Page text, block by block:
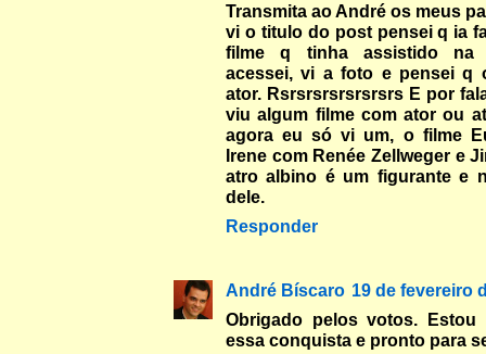
Transmita ao André os meus
vi o titulo do post pensei q ia
filme q tinha assistido na
acessei, vi a foto e pensei q
ator. Rsrsrsrsrsrsrsrs E por
viu algum filme com ator ou
agora eu só vi um, o filme
Irene com Renée Zellweger e
atro albino é um figurante e
dele.
Responder
André Bíscaro 19 de fevereiro
Obrigado pelos votos. Estou
essa conquista e pronto para